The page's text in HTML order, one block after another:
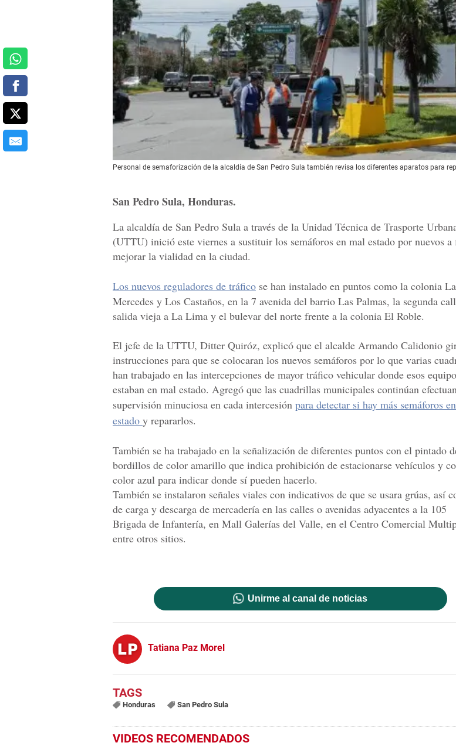
Personal de semaforización de la alcaldía de San Pedro Sula también revisa los diferentes aparatos para
San Pedro Sula, Honduras.
La alcaldía de San Pedro Sula a través de la Unidad Técnica de Trasporte
(UTTU) inició este viernes a sustituir los semáforos en mal estado por nuevos a
mejorar la vialidad en la ciudad.
Los nuevos reguladores de tráfico se han instalado en puntos como la colonia
Mercedes y Los Castaños, en la 7 avenida del barrio Las Palmas, la segunda
salida vieja a La Lima y el bulevar del norte frente a la colonia El Roble.
El jefe de la UTTU, Ditter Quiróz, explicó que el alcalde Armando Calidonio
instrucciones para que se colocaran los nuevos semáforos por lo que varias
han trabajado en las intercepciones de mayor tráfico vehicular donde esos
estaban en mal estado. Agregó que las cuadrillas municipales continúan
supervisión minuciosa en cada intercesión para detectar si hay más semáforos
estado y repararlos.
También se ha trabajado en la señalización de diferentes puntos con el pintado
bordillos de color amarillo que indica prohibición de estacionarse vehículos y
color azul para indicar donde sí pueden hacerlo.
También se instalaron señales viales con indicativos de que se usara grúas, así
de carga y descarga de mercadería en las calles o avenidas adyacentes a la 105
Brigada de Infantería, en Mall Galerías del Valle, en el Centro Comercial
entre otros sitios.
Unirme al canal de noticias
Tatiana Paz Morel
Honduras San Pedro Sula
VIDEOS RECOMENDADOS